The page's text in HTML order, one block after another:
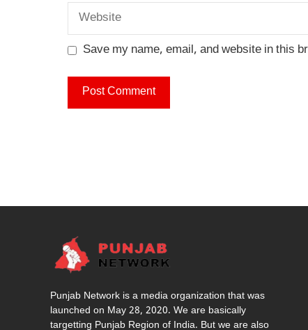
Website
Save my name, email, and website in this
Punjab Network is a media organization that was
launched on May 28, 2020. We are basically
targetting Punjab Region of India. But we are also